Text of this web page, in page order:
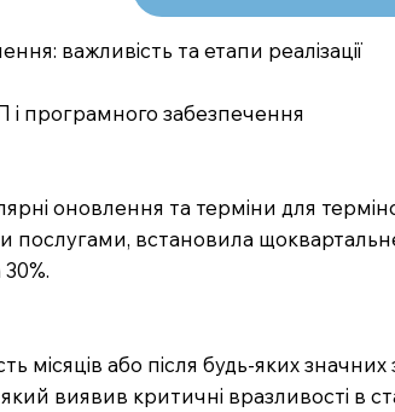
важливість та етапи реалізації
і програмного забезпечення
оновлення та терміни для
послугами, встановила
місяців або після будь-яких
виявив критичні вразливості в